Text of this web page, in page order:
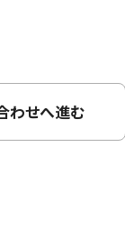
わせへ進む